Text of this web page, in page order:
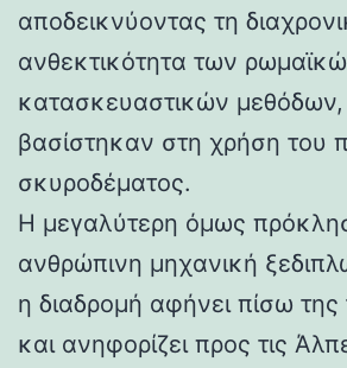
αποδεικνύοντας τη
ανθεκτικότητα των
κατασκευαστικών μεθόδων,
βασίστηκαν στη χρήση του
σκυροδέματος.
Η μεγαλύτερη όμως
ανθρώπινη μηχανική
η διαδρομή αφήνει πίσω της
και ανηφορίζει προς τις